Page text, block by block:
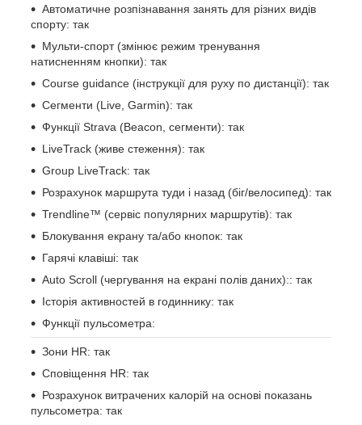
Автоматичне розпізнавання занять для різних видів
спорту: так
Мульти-спорт (змінює режим тренування
натисненням кнопки): так
Course guidance (інструкції для руху по дистанції): так
Сегменти (Live, Garmin): так
Функції Strava (Beacon, сегменти): так
LiveTrack (живе стеження): так
Group LiveTrack: так
Розрахунок маршрута туди і назад (біг/велосипед): так
Trendline™ (сервіс популярних маршрутів): так
Блокування екрану та/або кнопок: так
Гарячі клавіші: так
Auto Scroll (чергування на екрані полів даних):: так
Історія активностей в годиннику: так
Функції пульсометра:
Зони HR: так
Сповіщення HR: так
Розрахунок витрачених калорій на основі показань
пульсометра: так